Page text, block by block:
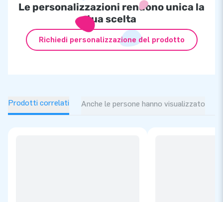
Le personalizzazioni rendono unica la
tua scelta
Richiedi personalizzazione del prodotto
Prodotti correlati Anche le persone hanno visualizzato